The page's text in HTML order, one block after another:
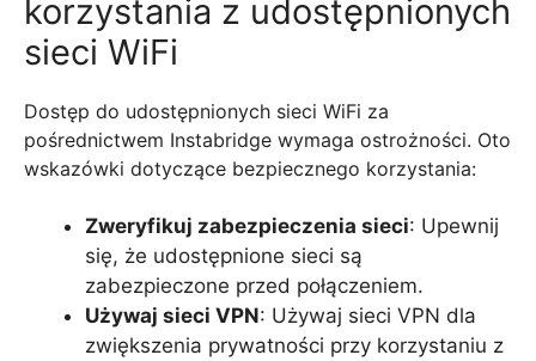
korzystania z udostępnionych
sieci WiFi
Dostęp do udostępnionych sieci WiFi za
pośrednictwem Instabridge wymaga ostrożności. Oto
wskazówki dotyczące bezpiecznego korzystania:
Zweryfikuj zabezpieczenia sieci: Upewnij
się, że udostępnione sieci są
zabezpieczone przed połączeniem.
Używaj sieci VPN: Używaj sieci VPN dla
zwiększenia prywatności przy korzystaniu z